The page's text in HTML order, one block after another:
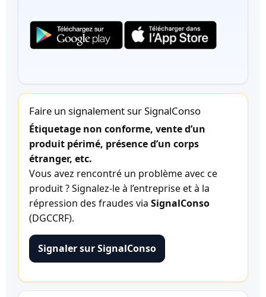
Faire un signalement sur SignalConso
Étiquetage non conforme, vente d’un
produit périmé, présence d’un corps
étranger, etc.
Vous avez rencontré un problème avec ce
produit ? Signalez-le à l’entreprise et à la
répression des fraudes via SignalConso
(DGCCRF).
Signaler sur SignalConso